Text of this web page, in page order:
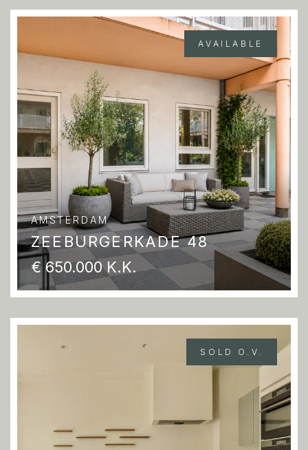
AVAILABLE
AMSTERDAM
ZEEBURGERKADE 48
€ 650.000 K.K.
SOLD O.V.